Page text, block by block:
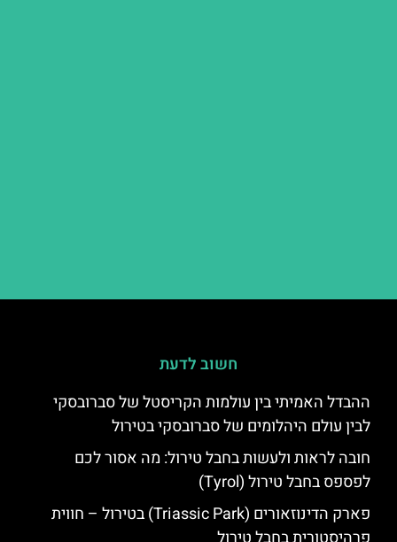
חשוב לדעת
ההבדל האמיתי בין עולמות הקריסטל של סברובסקי
לבין עולם היהלומים של סברובסקי בטירול
חובה לראות ולעשות בחבל טירול: מה אסור לכם
לפספס בחבל טירול (Tyrol)
פארק הדינוזאורים (Triassic Park) בטירול – חווית